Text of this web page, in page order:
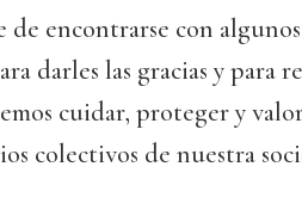
encontrarse con
darles las gracias y para
cuidar, proteger y
colectivos de nuestra